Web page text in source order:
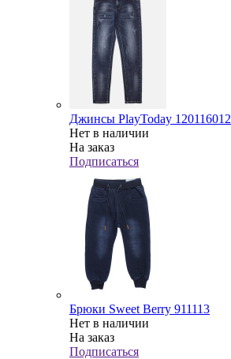
Джинсы PlayToday 120116012
Нет в наличии
На заказ
Подписаться
Брюки Sweet Berry 911113
Нет в наличии
На заказ
Подписаться